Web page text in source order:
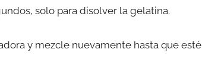
solo para disolver la gelatina.
y mezcle nuevamente hasta que esté